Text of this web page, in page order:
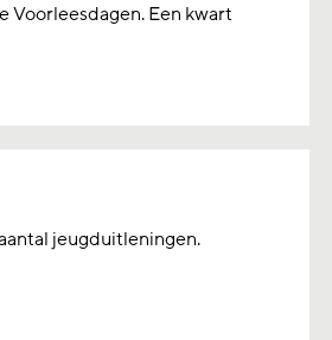
Voorleesdagen. Een kwart
jeugduitleningen.